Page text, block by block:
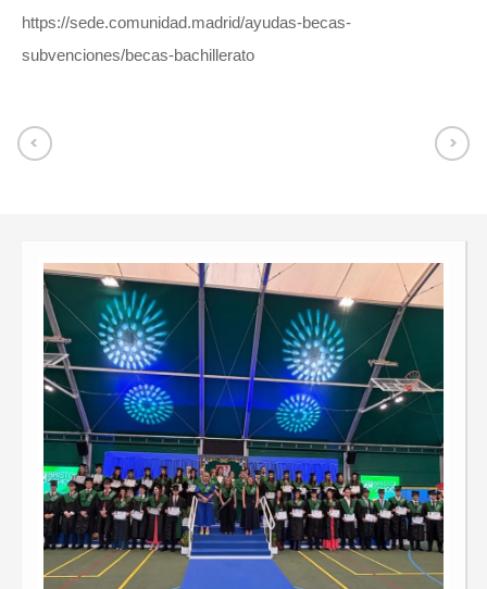
https://sede.comunidad.madrid/ayudas-becas-
subvenciones/becas-bachillerato